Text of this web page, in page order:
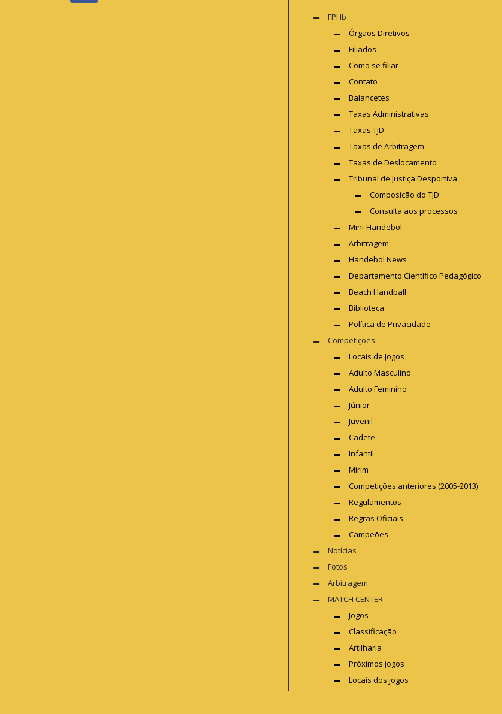
FPHb
Órgãos Diretivos
Filiados
Como se filiar
Contato
Balancetes
Taxas Administrativas
Taxas TJD
Taxas de Arbitragem
Taxas de Deslocamento
Tribunal de Justiça Desportiva
Composição do TJD
Consulta aos processos
Mini-Handebol
Arbitragem
Handebol News
Departamento Científico Pedagógico
Beach Handball
Biblioteca
Política de Privacidade
Competições
Locais de Jogos
Adulto Masculino
Adulto Feminino
Júnior
Juvenil
Cadete
Infantil
Mirim
Competições anteriores (2005-2013)
Regulamentos
Regras Oficiais
Campeões
Notícias
Fotos
Arbitragem
MATCH CENTER
Jogos
Classificação
Artilharia
Próximos jogos
Locais dos jogos